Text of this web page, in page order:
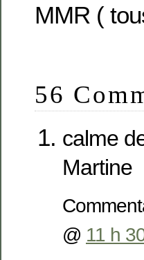
MMR (
56
calme
Martine
@ 11 h